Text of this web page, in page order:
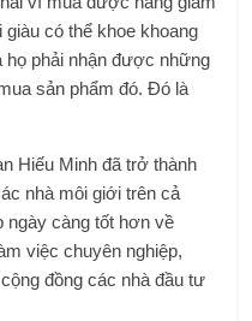
có thể khoe khoang
họ phải nhận được những
sản phẩm đó. Đó là
Hiếu Minh đã trở thành
nhà môi giới trên cả
ngày càng tốt hơn về
việc chuyên nghiệp,
đồng các nhà đầu tư